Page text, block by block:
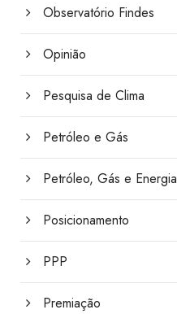
Observatório Findes
Opinião
Pesquisa de Clima
Petróleo e Gás
Petróleo, Gás e Energia
Posicionamento
PPP
Premiação